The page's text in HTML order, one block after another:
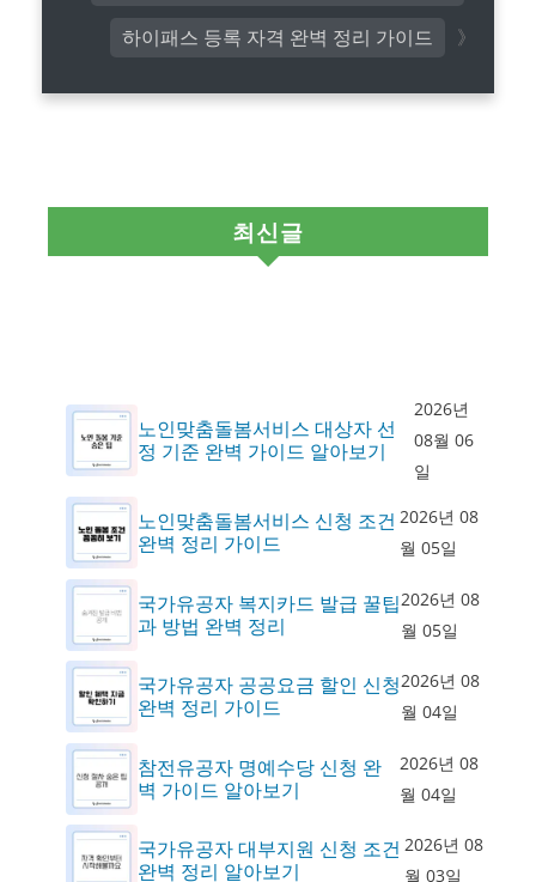
하이패스 등록 자격 완벽 정리 가이드
최신글
노인맞춤돌봄서비스 대상자 선
정 기준 완벽 가이드 알아보기
2026년
08월 06
일
노인맞춤돌봄서비스 신청 조건
완벽 정리 가이드
2026년 08
월 05일
국가유공자 복지카드 발급 꿀팁
과 방법 완벽 정리
2026년 08
월 05일
국가유공자 공공요금 할인 신청
완벽 정리 가이드
2026년 08
월 04일
참전유공자 명예수당 신청 완
벽 가이드 알아보기
2026년 08
월 04일
국가유공자 대부지원 신청 조건
완벽 정리 알아보기
2026년 08
월 03일